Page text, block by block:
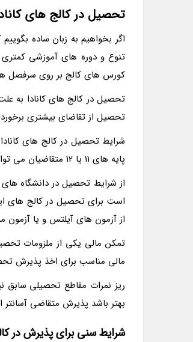
تحصیل در کالج های
اگر بخواهیم به زبان ساده
تنوع و دوره های آموزشی کمتری
کورس های کالج بر روی سرفصل
تحصیل در کالج های کانادا به
تحصیل از تقاضای بیشتری
شرایط تحصیل در کالج های
پایه های 11 یا 12 متقاضیان می توانند به کالج راه پیدا نمایند.
از شرایط تحصیل در دانشگاه های
است برای تحصیل در کالج های
از آزمون های آیلتس و یا آزمون
تمکن مالی یکی از ملزومات
مالی مناسب برای اخذ پذیرش
ریز نمرات مقاطع تحصیلی سابق
بهتر باشد پذیرش متقاضی آسانتر
شرایط سنی برای پذیرش در